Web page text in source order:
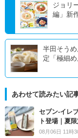
ジョリ
編」新
半田そう
定「極細め
あわせて読みたい記
セブン‐イレ
ト登場｜夏
08月06日 11時